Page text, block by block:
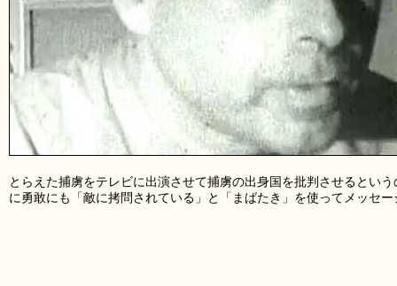
とらえた捕虜をテレビに出演させて捕虜の出身国を批判させるとい
に勇敢にも「敵に拷問されている」と「まばたき」を使ってメッセ